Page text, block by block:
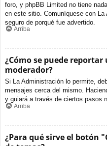
foro, y phpBB Limited no tiene
en este sitio. Comuníquese con
seguro de porqué fue advertido.
Arriba
¿Cómo se puede
moderador?
Si La Administración lo permite,
mensajes cerca del mismo.
y guiará a través de ciertos pasos
Arriba
¿Para qué sirve el botón